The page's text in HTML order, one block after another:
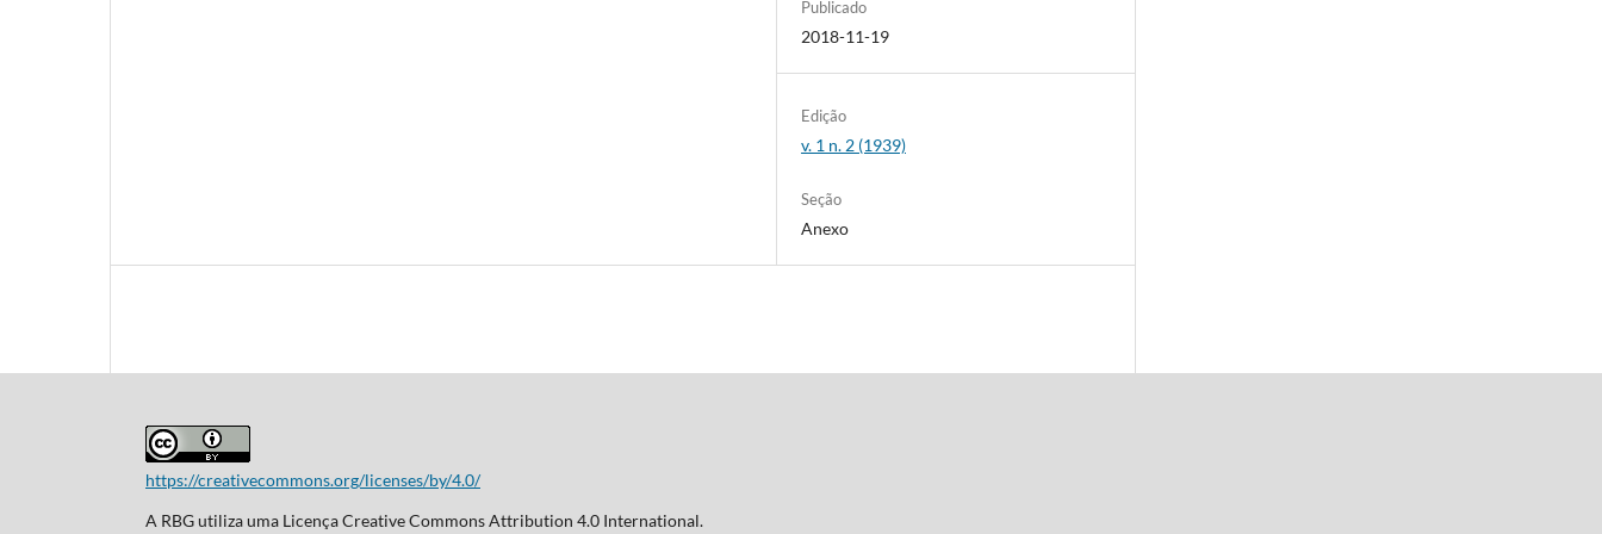
Publicado
2018-11-19
Edição
v. 1 n. 2 (1939)
Seção
Anexo
https://creativecommons.org/licenses/by/4.0/
A RBG utiliza uma Licença Creative Commons Attribution 4.0 International.